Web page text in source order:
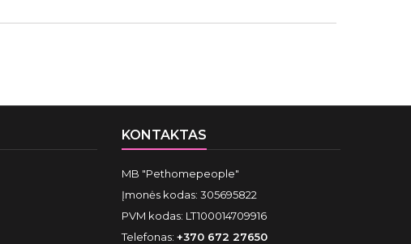
KONTAKTAS
MB "Pethomepeople"
Įmonės kodas: 305695822
PVM kodas: LT100014709916
Telefonas: +370 672 27650